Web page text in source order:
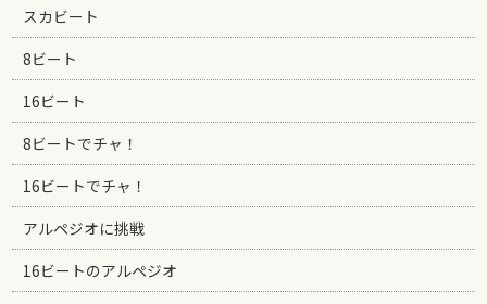
スカビート
8ビート
16ビート
8ビートでチャ！
16ビートでチャ！
アルペジオに挑戦
16ビートのアルペジオ